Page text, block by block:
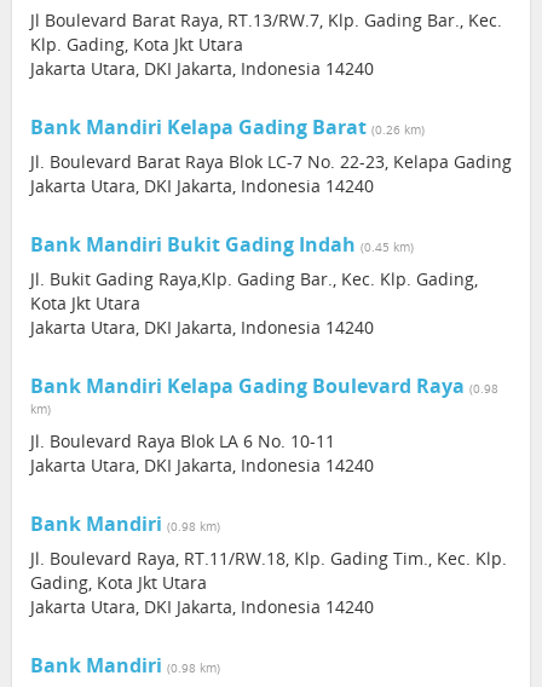
Jl Boulevard Barat Raya, RT.13/RW.7, Klp. Gading Bar., Kec.
Klp. Gading, Kota Jkt Utara
Jakarta Utara, DKI Jakarta, Indonesia 14240
Bank Mandiri Kelapa Gading Barat (0.26 km)
Jl. Boulevard Barat Raya Blok LC-7 No. 22-23, Kelapa Gading
Jakarta Utara, DKI Jakarta, Indonesia 14240
Bank Mandiri Bukit Gading Indah (0.45 km)
Jl. Bukit Gading Raya,Klp. Gading Bar., Kec. Klp. Gading,
Kota Jkt Utara
Jakarta Utara, DKI Jakarta, Indonesia 14240
Bank Mandiri Kelapa Gading Boulevard Raya (0.98
km)
Jl. Boulevard Raya Blok LA 6 No. 10-11
Jakarta Utara, DKI Jakarta, Indonesia 14240
Bank Mandiri (0.98 km)
Jl. Boulevard Raya, RT.11/RW.18, Klp. Gading Tim., Kec. Klp.
Gading, Kota Jkt Utara
Jakarta Utara, DKI Jakarta, Indonesia 14240
Bank Mandiri (0.98 km)